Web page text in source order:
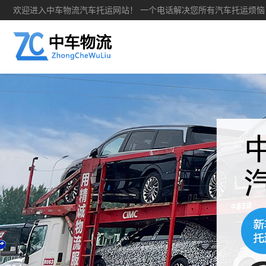
欢迎进入中车物流汽车托运网站！ 一个电话解决您所有汽车托运烦